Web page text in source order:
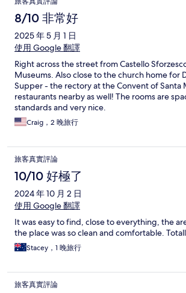
8/10 非常好
2025 年 5 月 1 日
使用 Google 翻譯
Right across the street from Castello
Museums. Also close to the church home for
Supper - the rectory at the Convent of Santa
restaurants nearby as well! The rooms are
standards and very nice.
Craig，2 晚旅行
旅客真實評論
10/10 好極了
2024 年 10 月 2 日
使用 Google 翻譯
It was easy to find, close to everything, the
the place was so clean and comfortable.
Stacey，1 晚旅行
旅客真實評論